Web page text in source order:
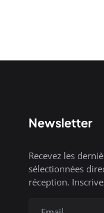
Newsletter
Recevez les
sélectionnées
réception.